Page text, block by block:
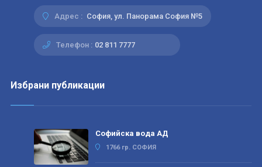
Адрес : София, ул. Панорама София №5
Телефон : 02 811 7777
Избрани публикации
Софийска вода АД
1766 гр. СОФИЯ